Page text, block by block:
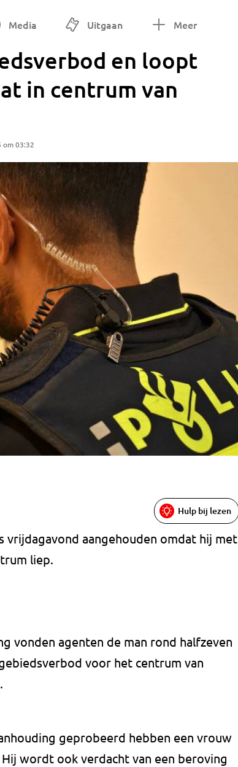
Media Uitgaan Meer
en loopt
in centrum van
om 03:32
Hulp bij lezen
vrijdagavond aangehouden omdat hij met
liep.
vonden agenten de man rond halfzeven
voor het centrum van
geprobeerd hebben een vrouw
wordt ook verdacht van een beroving